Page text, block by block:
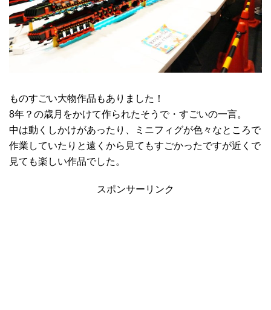
ものすごい大物作品もありました！
8年？の歳月をかけて作られたそうで・すごいの一言。
中は動くしかけがあったり、ミニフィグが色々なところで
作業していたりと遠くから見てもすごかったですが近くで
見ても楽しい作品でした。
スポンサーリンク